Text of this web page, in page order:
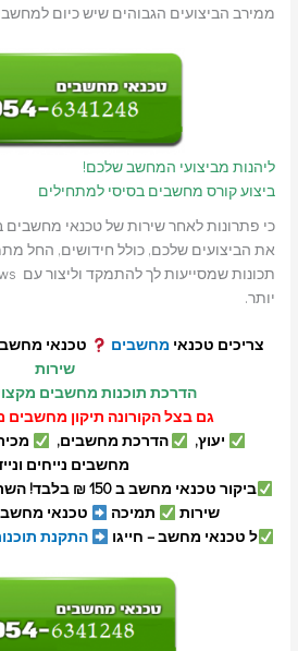
ממירב הביצועים הגבוהים שיש כיום
ליהנות מביצועי המחשב שלכם!
ביצוע קורס מחשבים בסיסי למתחילים
כי פתרונות לאחר שירות של טכנאי
את הביצועים שלכם, כולל חידושים, החל
יותר.
צריכים טכנאי מחשבים
טכנאי
שירות
הדרכת תוכנות מחשבים
גם בצל הקורונה תיקון מחשבים
יעוץ,
הדרכת מחשבים,
מחשבים נייחים
ביקור טכנאי מחשב ב 150 ₪ בלבד! השתלטות ב 99 ₪ דרך האתר
שירות
תמיכה טכנאי
ל טכנאי מחשב – חייגו
התקנת